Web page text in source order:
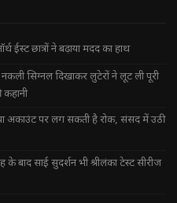
छात्रों ने बढ़ाया मदद का हाथ
सिग्नल दिखाकर लुटेरों ने लूट ली पूरी
कहानी
अकाउंट पर लग सकती है रोक, संसद में उठी
के बाद साई सुदर्शन भी श्रीलंका टेस्ट सीरीज